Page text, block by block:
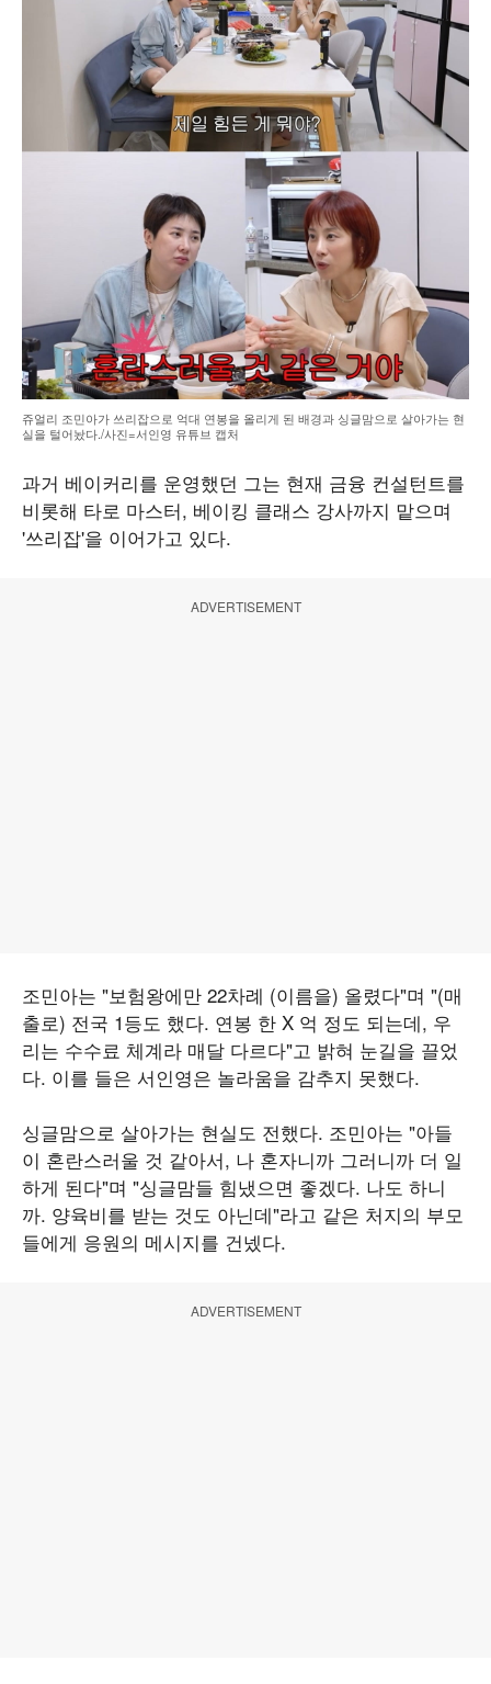
쥬얼리 조민아가 쓰리잡으로 억대 연봉을 올리게 된 배경과 싱글맘으로 살아가는 현
실을 털어놨다./사진=서인영 유튜브 캡처
과거 베이커리를 운영했던 그는 현재 금융 컨설턴트를
비롯해 타로 마스터, 베이킹 클래스 강사까지 맡으며
'쓰리잡'을 이어가고 있다.
ADVERTISEMENT
조민아는 "보험왕에만 22차례 (이름을) 올렸다"며 "(매
출로) 전국 1등도 했다. 연봉 한 X 억 정도 되는데, 우
리는 수수료 체계라 매달 다르다"고 밝혀 눈길을 끌었
다. 이를 들은 서인영은 놀라움을 감추지 못했다.
싱글맘으로 살아가는 현실도 전했다. 조민아는 "아들
이 혼란스러울 것 같아서, 나 혼자니까 그러니까 더 일
하게 된다"며 "싱글맘들 힘냈으면 좋겠다. 나도 하니
까. 양육비를 받는 것도 아닌데"라고 같은 처지의 부모
들에게 응원의 메시지를 건넸다.
ADVERTISEMENT